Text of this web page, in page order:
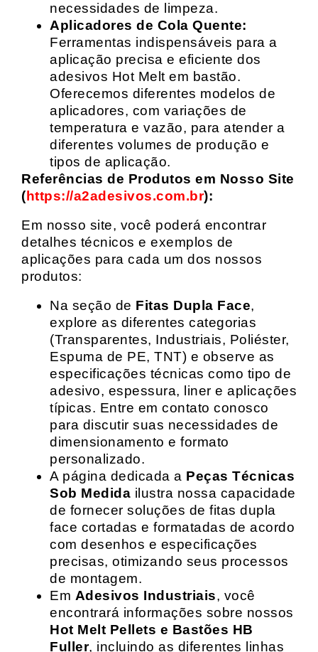
necessidades de limpeza.
Aplicadores de Cola Quente:
Ferramentas indispensáveis para a
aplicação precisa e eficiente dos
adesivos Hot Melt em bastão.
Oferecemos diferentes modelos de
aplicadores, com variações de
temperatura e vazão, para atender a
diferentes volumes de produção e
tipos de aplicação.
Referências de Produtos em Nosso Site
(https://a2adesivos.com.br):
Em nosso site, você poderá encontrar
detalhes técnicos e exemplos de
aplicações para cada um dos nossos
produtos:
Na seção de Fitas Dupla Face,
explore as diferentes categorias
(Transparentes, Industriais, Poliéster,
Espuma de PE, TNT) e observe as
especificações técnicas como tipo de
adesivo, espessura, liner e aplicações
típicas. Entre em contato conosco
para discutir suas necessidades de
dimensionamento e formato
personalizado.
A página dedicada a Peças Técnicas
Sob Medida ilustra nossa capacidade
de fornecer soluções de fitas dupla
face cortadas e formatadas de acordo
com desenhos e especificações
precisas, otimizando seus processos
de montagem.
Em Adesivos Industriais, você
encontrará informações sobre nossos
Hot Melt Pellets e Bastões HB
Fuller, incluindo as diferentes linhas